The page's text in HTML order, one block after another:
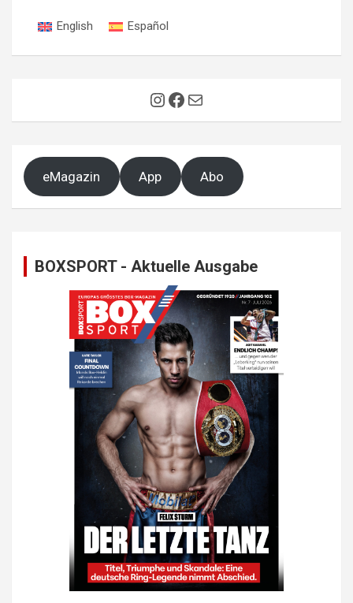
English Español
Instagram
Facebook
E-Mail
eMagazin App Abo
BOXSPORT - Aktuelle Ausgabe